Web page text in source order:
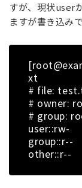
すが、現状user
ますが書き込み
xt
# file:
# owner:
# group:
user::rw-
group::r--
other::r--